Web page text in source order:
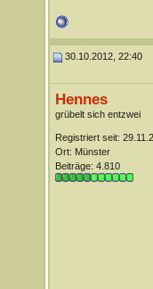
30.10.2012, 22:40
Hennes
grübelt sich entzwei
Registriert seit:
Ort: Münster
Beiträge: 4.810